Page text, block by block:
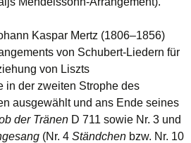
Kaspar Mertz (1806–1856)
von Schubert-Liedern für
von Liszts
in der zweiten Strophe des
ausgewählt und ans Ende seines
der Tränen D 711 sowie Nr. 3 und
(Nr. 4 Ständchen bzw. Nr. 10